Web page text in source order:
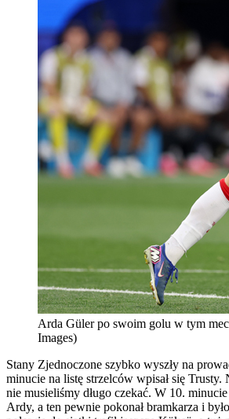
Arda Güler po swoim golu w tym
Images)
Stany Zjednoczone szybko wyszły na
minucie na listę strzelców wpisał się
nie musieliśmy długo czekać. W 10. minucie
Ardy, a ten pewnie pokonał bramkarza i